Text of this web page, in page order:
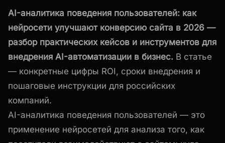
AI-аналитика поведения пользователей: как
нейросети улучшают конверсию сайта в 2026 —
разбор практических кейсов и инструментов для
внедрения AI-автоматизации в бизнес. В статье
— конкретные цифры ROI, сроки внедрения и
пошаговые инструкции для российских
компаний.
AI-аналитика поведения пользователей — это
применение нейросетей для анализа того, как